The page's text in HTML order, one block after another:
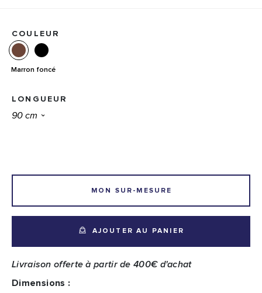
COULEUR
Marron foncé
LONGUEUR
MON SUR-MESURE
AJOUTER AU PANIER
Livraison offerte à partir de 400€ d'achat
Dimensions :